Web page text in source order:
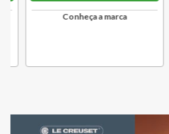
Conheça a marca